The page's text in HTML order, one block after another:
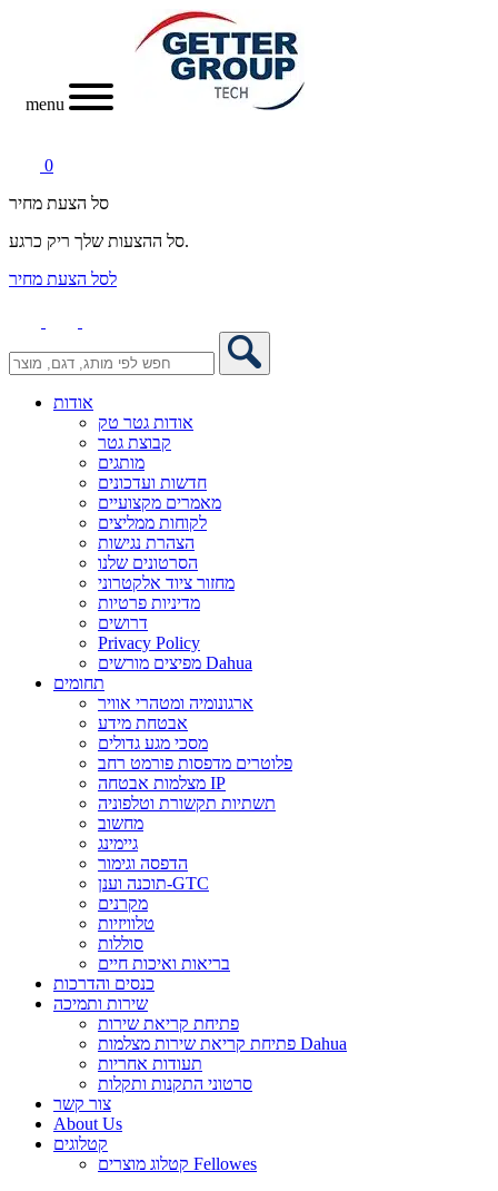
menu
0
סל הצעת מחיר
סל ההצעות שלך ריק כרגע.
לסל הצעת מחיר
אודות
אודות גטר טק
קבוצת גטר
מותגים
חדשות ועדכונים
מאמרים מקצועיים
לקוחות ממליצים
הצהרת נגישות
הסרטונים שלנו
מחזור ציוד אלקטרוני
מדיניות פרטיות
דרושים
Privacy Policy
מפיצים מורשים Dahua
תחומים
ארגונומיה ומטהרי אוויר
אבטחת מידע
מסכי מגע גדולים
פלוטרים מדפסות פורמט רחב
מצלמות אבטחה IP
תשתיות תקשורת וטלפוניה
מחשוב
גיימינג
הדפסה וגימור
תוכנה וענן-GTC
מקרנים
טלוויזיות
סוללות
בריאות ואיכות חיים
כנסים והדרכות
שירות ותמיכה
פתיחת קריאת שירות
פתיחת קריאת שירות מצלמות Dahua
תעודות אחריות
סרטוני התקנות ותקלות
צור קשר
About Us
קטלוגים
קטלוג מוצרים Fellowes